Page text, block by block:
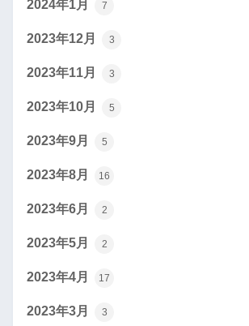
2024年1月 7
2023年12月 3
2023年11月 3
2023年10月 5
2023年9月 5
2023年8月 16
2023年6月 2
2023年5月 2
2023年4月 17
2023年3月 3